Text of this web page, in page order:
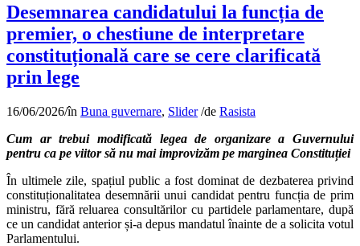
Desemnarea candidatului la funcția de
premier, o chestiune de interpretare
constituțională care se cere clarificată
prin lege
16/06/2026/în Buna guvernare, Slider /de Rasista
Cum ar trebui modificată legea de organizare a Guvernului
pentru ca pe viitor să nu mai improvizăm pe marginea Constituției
În ultimele zile, spațiul public a fost dominat de dezbaterea privind
constituționalitatea desemnării unui candidat pentru funcția de prim
ministru, fără reluarea consultărilor cu partidele parlamentare, după
ce un candidat anterior și-a depus mandatul înainte de a solicita votul
Parlamentului.